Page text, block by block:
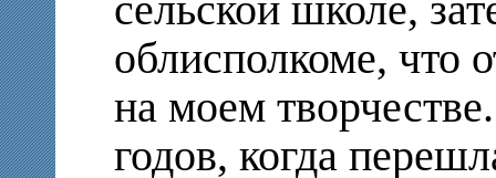
сельской школе,
облисполкоме, что
на моем
годов, когда